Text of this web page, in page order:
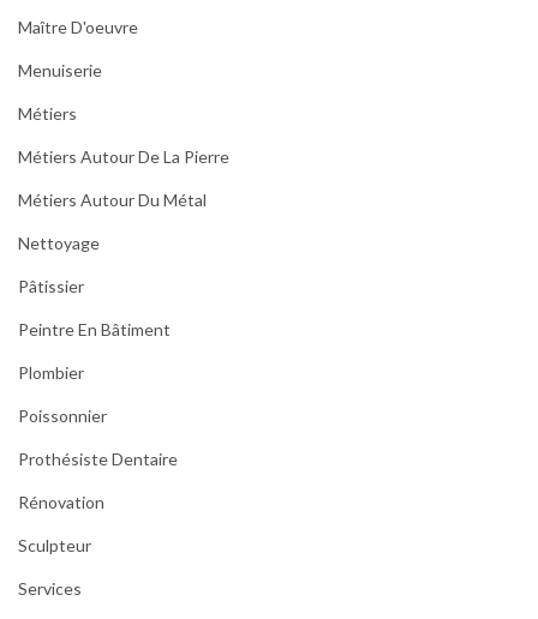
Maître D'oeuvre
Menuiserie
Métiers
Métiers Autour De La Pierre
Métiers Autour Du Métal
Nettoyage
Pâtissier
Peintre En Bâtiment
Plombier
Poissonnier
Prothésiste Dentaire
Rénovation
Sculpteur
Services